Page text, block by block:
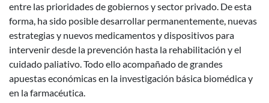
entre las prioridades de gobiernos y sector privado. De esta
forma, ha sido posible desarrollar permanentemente, nuevas
estrategias y nuevos medicamentos y dispositivos para
intervenir desde la prevención hasta la rehabilitación y el
cuidado paliativo. Todo ello acompañado de grandes
apuestas económicas en la investigación básica biomédica y
en la farmacéutica.